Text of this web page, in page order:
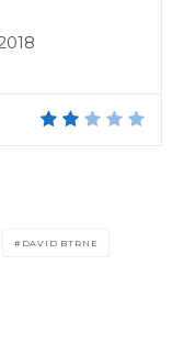
DAVID BTRNE